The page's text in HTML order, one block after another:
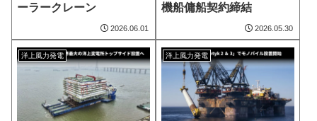
ーラークレーン
2026.06.01
機船傭船契約締結
2026.05.30
洋上風力発電 洋上風力発電